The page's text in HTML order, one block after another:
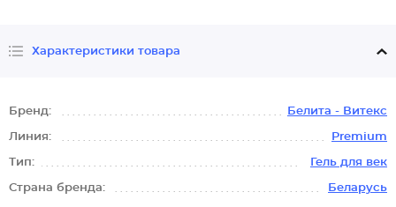
Характеристики товара
Бренд: Белита - Витекс
Линия: Premium
Тип: Гель для век
Страна бренда: Беларусь